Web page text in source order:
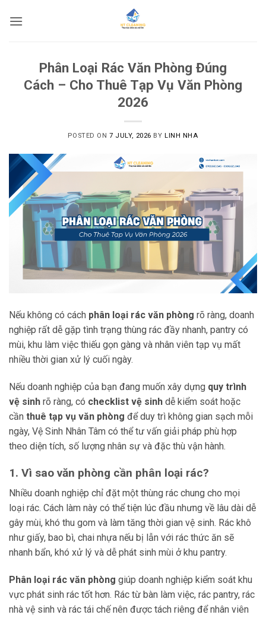
Phân Loại Rác Văn Phòng Đúng
Cách – Cho Thuê Tạp Vụ Văn Phòng
2026
POSTED ON7 JULY, 2026 BYLINH NHA
Nếu không có cách phân loại rác văn phòng rõ ràng, doanh
nghiệp rất dễ gặp tình trạng thùng rác đầy nhanh, pantry có
mùi, khu làm việc thiếu gọn gàng và nhân viên tạp vụ mất
nhiều thời gian xử lý cuối ngày.
Nếu doanh nghiệp của bạn đang muốn xây dựng quy trình
vệ sinh rõ ràng, có checklist vệ sinh dễ kiểm soát hoặc
cần thuê tạp vụ văn phòng để duy trì không gian sạch mỗi
ngày, Vệ Sinh Nhân Tâm có thể tư vấn giải pháp phù hợp
theo diện tích, số lượng nhân sự và đặc thù vận hành.
1. Vì sao văn phòng cần phân loại rác?
Nhiều doanh nghiệp chỉ đặt một thùng rác chung cho mọi
loại rác. Cách làm này có thể tiện lúc đầu nhưng về lâu dài dễ
gây mùi, khó thu gom và làm tăng thời gian vệ sinh. Rác khô
như giấy, bao bì, chai nhựa nếu bị lẫn với rác thức ăn sẽ
nhanh bẩn, khó xử lý và dễ phát sinh mùi ở khu pantry.
Phân loại rác văn phòng giúp doanh nghiệp kiểm soát khu
vực phát sinh rác tốt hơn. Rác từ bàn làm việc, rác pantry, rác
nhà vệ sinh và rác tái chế nên được tách riêng để nhân viên